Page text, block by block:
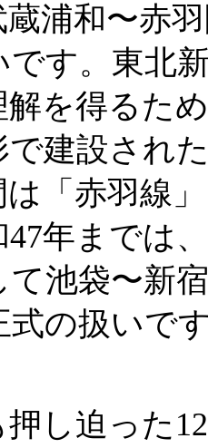
浦和〜赤
です。東北
を得るた
で建設され
「赤羽線
47年までは
て池袋〜新
式の扱いで
し迫った